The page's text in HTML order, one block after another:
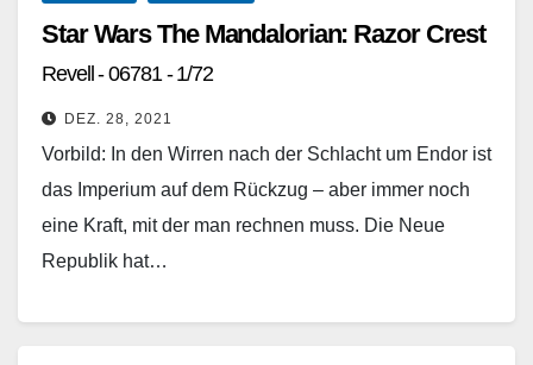
Star Wars The Mandalorian: Razor Crest
Revell - 06781 - 1/72
DEZ. 28, 2021
Vorbild: In den Wirren nach der Schlacht um Endor ist
das Imperium auf dem Rückzug – aber immer noch
eine Kraft, mit der man rechnen muss. Die Neue
Republik hat…